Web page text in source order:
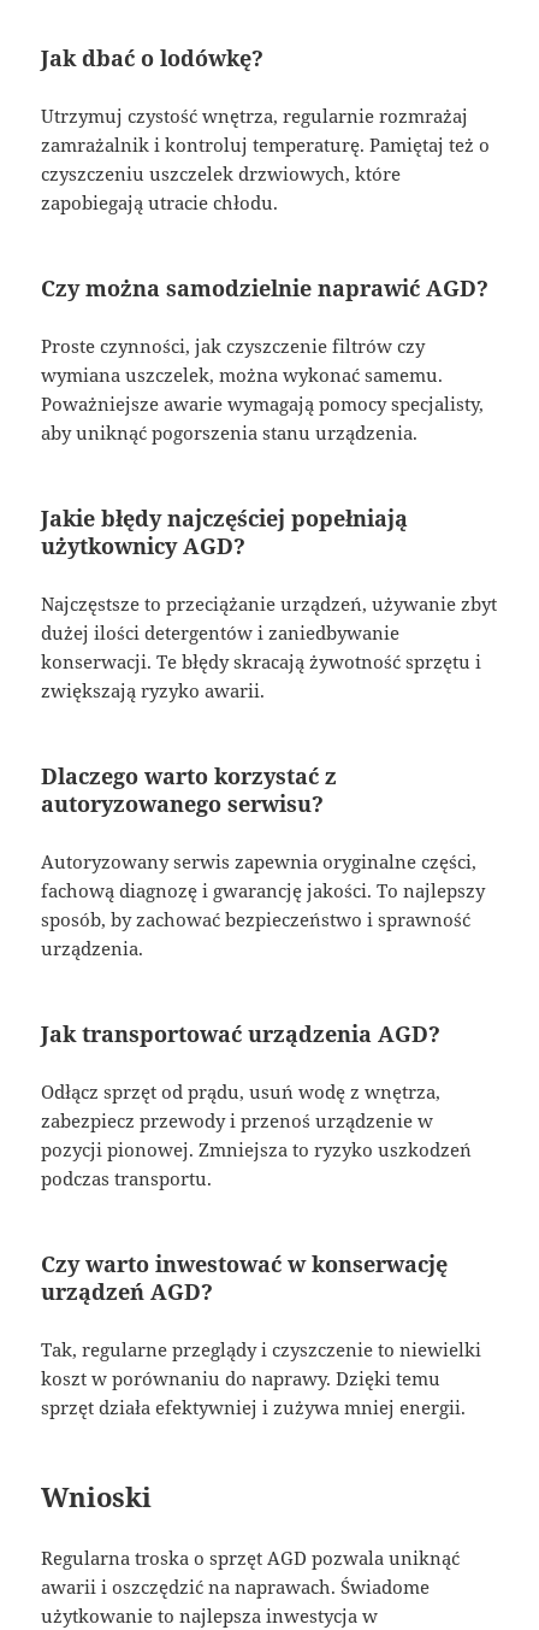
Jak dbać o lodówkę?
Utrzymuj czystość wnętrza, regularnie rozmrażaj
zamrażalnik i kontroluj temperaturę. Pamiętaj też o
czyszczeniu uszczelek drzwiowych, które
zapobiegają utracie chłodu.
Czy można samodzielnie naprawić AGD?
Proste czynności, jak czyszczenie filtrów czy
wymiana uszczelek, można wykonać samemu.
Poważniejsze awarie wymagają pomocy specjalisty,
aby uniknąć pogorszenia stanu urządzenia.
Jakie błędy najczęściej popełniają
użytkownicy AGD?
Najczęstsze to przeciążanie urządzeń, używanie zbyt
dużej ilości detergentów i zaniedbywanie
konserwacji. Te błędy skracają żywotność sprzętu i
zwiększają ryzyko awarii.
Dlaczego warto korzystać z
autoryzowanego serwisu?
Autoryzowany serwis zapewnia oryginalne części,
fachową diagnozę i gwarancję jakości. To najlepszy
sposób, by zachować bezpieczeństwo i sprawność
urządzenia.
Jak transportować urządzenia AGD?
Odłącz sprzęt od prądu, usuń wodę z wnętrza,
zabezpiecz przewody i przenoś urządzenie w
pozycji pionowej. Zmniejsza to ryzyko uszkodzeń
podczas transportu.
Czy warto inwestować w konserwację
urządzeń AGD?
Tak, regularne przeglądy i czyszczenie to niewielki
koszt w porównaniu do naprawy. Dzięki temu
sprzęt działa efektywniej i zużywa mniej energii.
Wnioski
Regularna troska o sprzęt AGD pozwala uniknąć
awarii i oszczędzić na naprawach. Świadome
użytkowanie to najlepsza inwestycja w